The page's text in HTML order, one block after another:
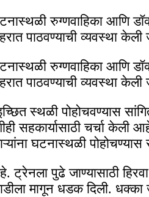
रुग्णवाहिका आणि
पाठवण्याची व्यवस्था
रुग्णवाहिका आणि
पाठवण्याची व्यवस्था
इच्छित स्थळी पोहोचवण्यास
सहकार्यासाठी चर्चा
घटनास्थळी
पुढे जाण्यासाठी हिरवा
मागून धडक दिली.